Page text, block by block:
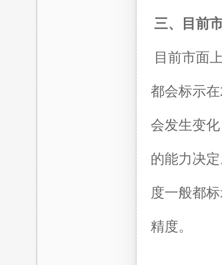
三、目前
目前市面
都会标示在
会发生变
的能力决
度一般都
精度。